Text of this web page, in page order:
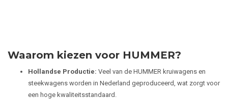
Waarom kiezen voor HUMMER?
Hollandse Productie: Veel van de HUMMER kruiwagens en
steekwagens worden in Nederland geproduceerd, wat zorgt voor
een hoge kwaliteitsstandaard.